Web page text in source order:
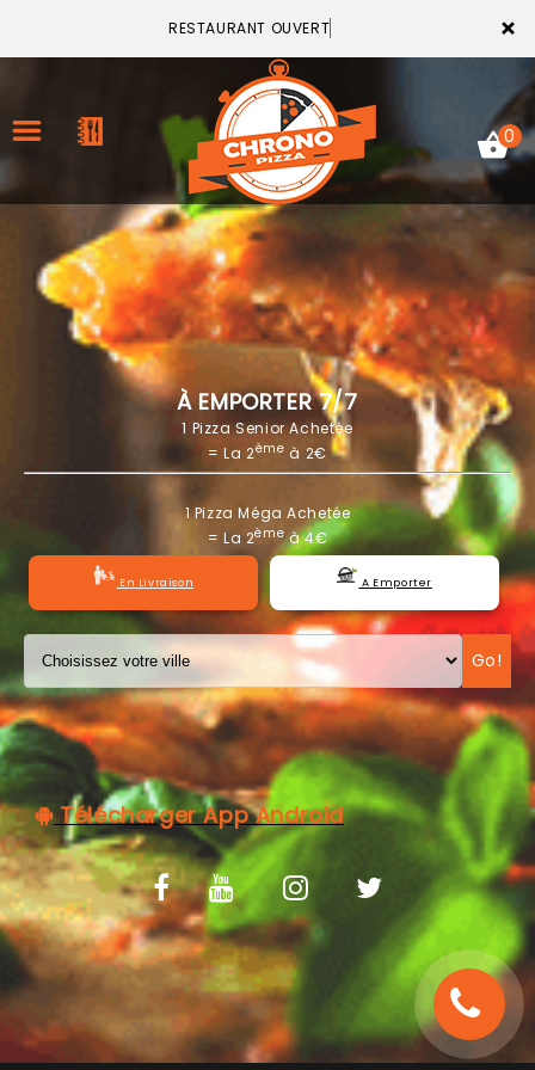
×
RESTAURANT OUVERT
ACCUEIL
LA CARTE
VOTRE COMPTE
NOTRE RESTAURANT
VOS AVIS
MENTIONS LÉGALES
0
À EMPORTER 7/7
1 Pizza Senior Achetée
= La 2ème à 2€
1 Pizza Méga Achetée
= La 2èmeà 4€
En Livraison A Emporter
Go!
Télécharger App Android